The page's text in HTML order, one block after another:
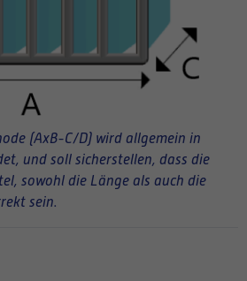
(AxB-C/D) wird allgemein in
und soll sicherstellen, dass die
sowohl die Länge als auch die
sein.